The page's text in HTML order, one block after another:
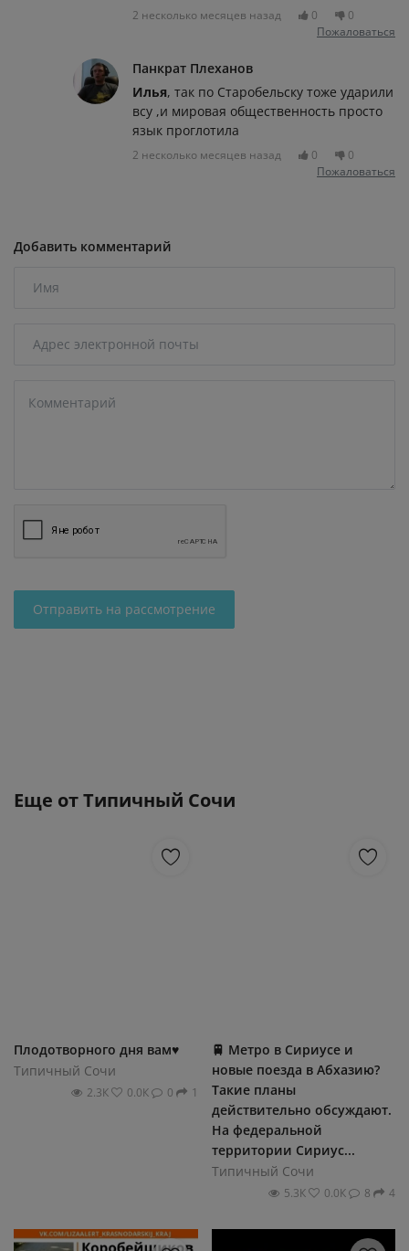
2 несколько месяцев назад 0
0
Пожаловаться
Панкрат Плеханов
Илья, так по Старобельску тоже ударили
всу ,и мировая общественность просто
язык проглотила
2 несколько месяцев назад 0
0
Пожаловаться
Добавить комментарий
Отправить на рассмотрение
Еще отТипичный Сочи
Плодотворного дня вам♥️
Типичный Сочи
2.3К 0.0К 0 1
🚆 Метро в Сириусе и
новые поезда в Абхазию?
Такие планы
действительно обсуждают.
На федеральной
территории Сириус...
Типичный Сочи
5.3К 0.0К 8 4